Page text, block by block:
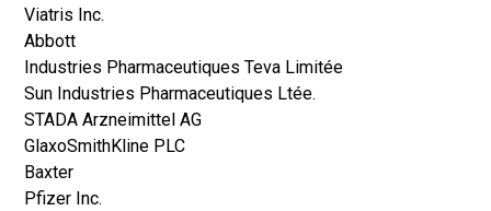
Viatris Inc.
Abbott
Industries Pharmaceutiques Teva Limitée
Sun Industries Pharmaceutiques Ltée.
STADA Arzneimittel AG
GlaxoSmithKline PLC
Baxter
Pfizer Inc.